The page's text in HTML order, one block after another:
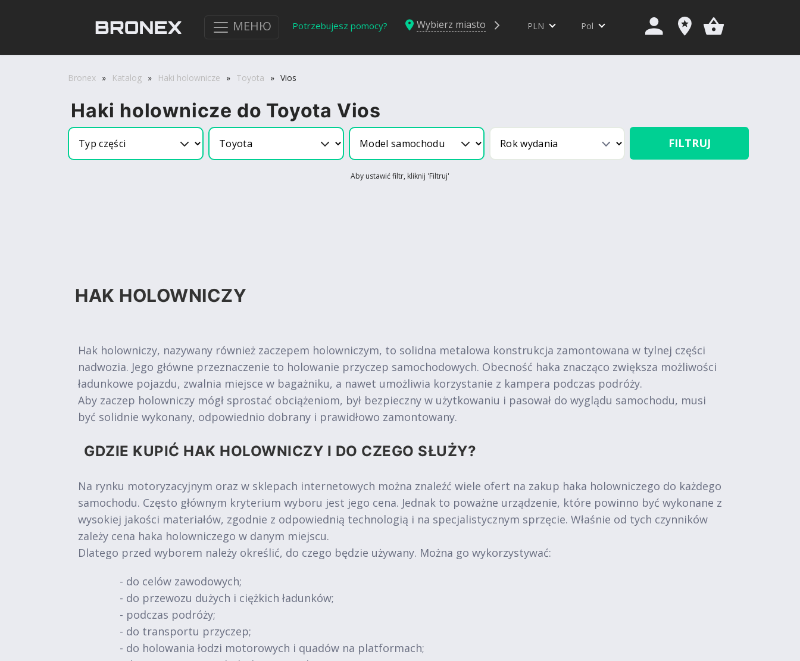
МЕНЮ Potrzebujesz pomocy? Wybierz miasto PLN Pol
Bronex » Katalog » Haki holownicze » Toyota » Vios
Haki holownicze do Toyota Vios
FILTRUJ
Aby ustawić filtr, kliknij 'Filtruj'
HAK HOLOWNICZY
Hak holowniczy, nazywany również zaczepem holowniczym, to solidna metalowa konstrukcja zamontowana w tylnej części
nadwozia. Jego główne przeznaczenie to holowanie przyczep samochodowych. Obecność haka znacząco zwiększa możliwości
ładunkowe pojazdu, zwalnia miejsce w bagażniku, a nawet umożliwia korzystanie z kampera podczas podróży.
Aby zaczep holowniczy mógł sprostać obciążeniom, był bezpieczny w użytkowaniu i pasował do wyglądu samochodu, musi
być solidnie wykonany, odpowiednio dobrany i prawidłowo zamontowany.
GDZIE KUPIĆ HAK HOLOWNICZY I DO CZEGO SŁUŻY?
Na rynku motoryzacyjnym oraz w sklepach internetowych można znaleźć wiele ofert na zakup haka holowniczego do każdego
samochodu. Często głównym kryterium wyboru jest jego cena. Jednak to poważne urządzenie, które powinno być wykonane z
wysokiej jakości materiałów, zgodnie z odpowiednią technologią i na specjalistycznym sprzęcie. Właśnie od tych czynników
zależy cena haka holowniczego w danym miejscu.
Dlatego przed wyborem należy określić, do czego będzie używany. Można go wykorzystywać:
- do celów zawodowych;
- do przewozu dużych i ciężkich ładunków;
- podczas podróży;
- do transportu przyczep;
- do holowania łodzi motorowych i quadów na platformach;